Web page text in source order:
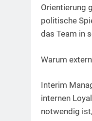
Orientierung
politische
das Team in
Warum
Interim
internen
notwendig